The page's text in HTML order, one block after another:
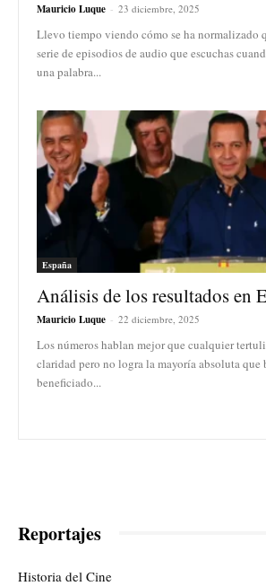
Mauricio Luque - 23 diciembre, 2025
Llevo tiempo viendo cómo se ha normalizado
serie de episodios de audio que escuchas
una palabra...
España
Análisis de los resultados en
Mauricio Luque - 22 diciembre, 2025
Los números hablan mejor que cualquier
claridad pero no logra la mayoría absoluta que
beneficiado...
Reportajes
Historia del Cine